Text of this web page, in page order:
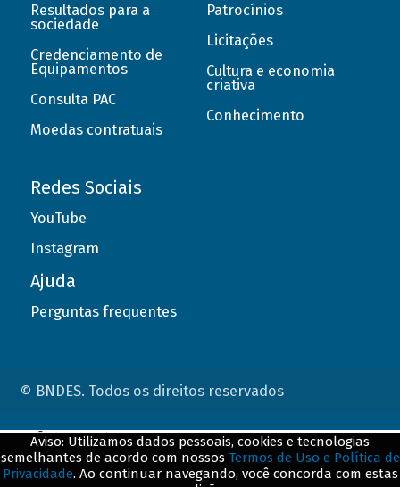
Resultados para a
sociedade
Credenciamento de
Equipamentos
Consulta PAC
Moedas contratuais
Patrocínios
Licitações
Cultura e economia
criativa
Conhecimento
Redes Sociais
YouTube
Instagram
Ajuda
Perguntas frequentes
© BNDES. Todos os direitos reservados
Aviso: Utilizamos dados pessoais, cookies e tecnologias
semelhantes de acordo com nossos Termos de Uso e Política de
Privacidade. Ao continuar navegando, você concorda com estas
ConteÃºdo complementar
${title}${badge}